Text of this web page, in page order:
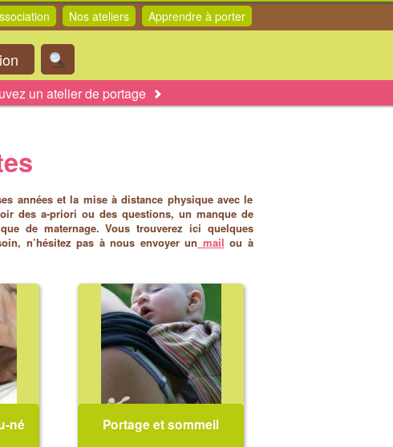
Nos ateliers Apprendre à porter
un atelier de portage
années et la mise à distance physique avec le
des a-priori ou des questions, un manque de
de maternage. Vous trouverez ici quelques
n’hésitez pas à nous envoyer un mail ou à
né Portage et sommeil